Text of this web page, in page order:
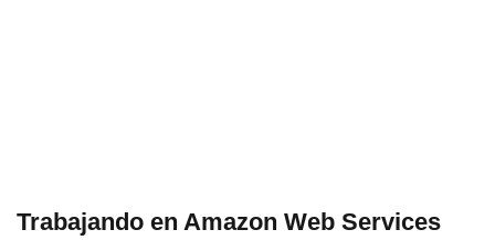
Trabajando en Amazon Web Services